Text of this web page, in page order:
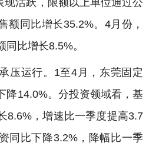
额同比增长35.2%。4月份，
比增长8.5%。
运行。1至4月，东莞固定
降14.0%。分投资领域看，基
8.6%，增速比一季度提高3.7
同比下降3.2%，降幅比一季